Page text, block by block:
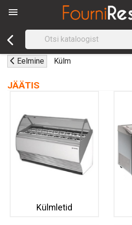

Eelmine Külm
JÄÄTIS
Külmletid